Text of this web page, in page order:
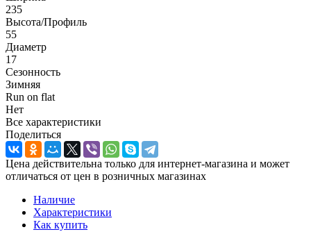
235
Высота/Профиль
55
Диаметр
17
Сезонность
Зимняя
Run on flat
Нет
Все характеристики
Поделиться
Цена действительна только для интернет-магазина и может
отличаться от цен в розничных магазинах
Наличие
Характеристики
Как купить